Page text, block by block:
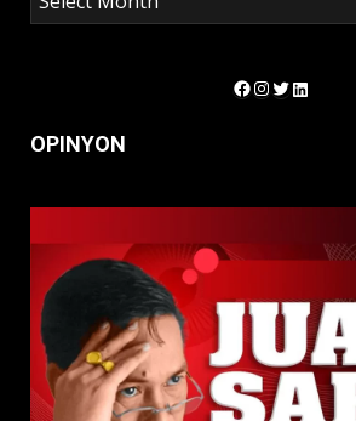
Facebook
Instagram
Twitter
LinkedIn
OPINYON